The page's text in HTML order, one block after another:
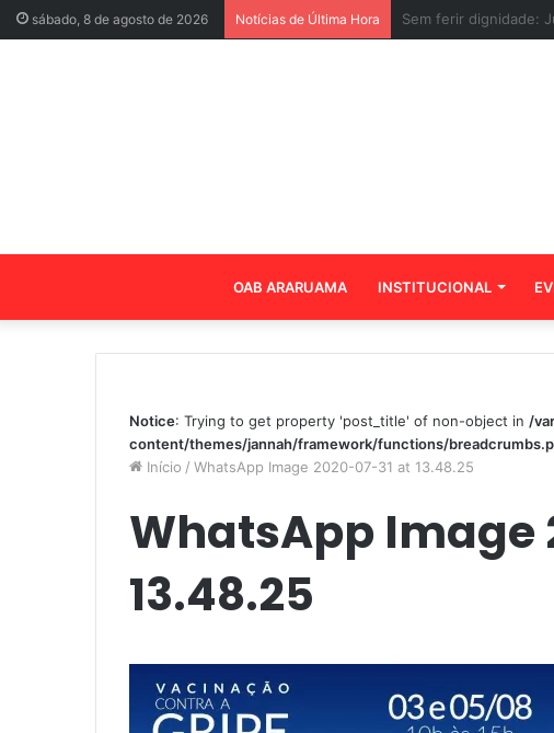
sábado, 8 de agosto de 2026 Notícias de Última Hora Veja a lista de
OAB ARARUAMA INSTITUCIONAL
Notice: Trying to get property 'post_title' of non-object in /
content/themes/jannah/framework/functions/
Início / WhatsApp Image 2020-07-31 at 13.48.25
WhatsApp Image
13.48.25